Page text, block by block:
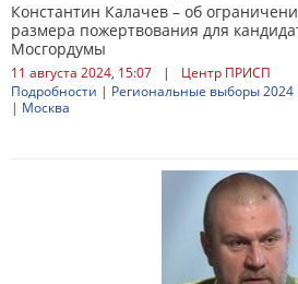
Константин Калачев – об
размера пожертвования для
Мосгордумы
11 августа 2024, 15:07 |
Центр ПРИСП
Подробности | Региональные выборы 2024
| Москва